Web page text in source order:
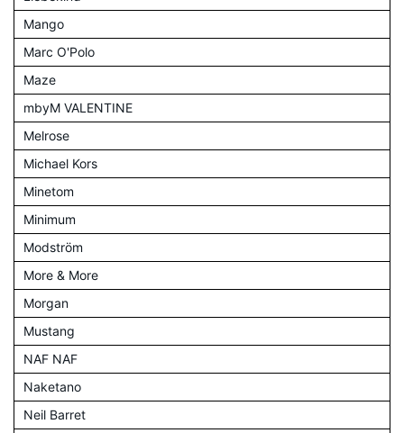
Mango
Marc O'Polo
Maze
mbyM VALENTINE
Melrose
Michael Kors
Minetom
Minimum
Modström
More & More
Morgan
Mustang
NAF NAF
Naketano
Neil Barret